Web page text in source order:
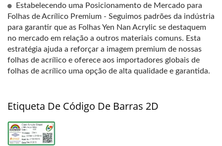
Estabelecendo uma Posicionamento de Mercado para
Folhas de Acrílico Premium - Seguimos padrões da indústria
para garantir que as Folhas Yen Nan Acrylic se destaquem
no mercado em relação a outros materiais comuns. Esta
estratégia ajuda a reforçar a imagem premium de nossas
folhas de acrílico e oferece aos importadores globais de
folhas de acrílico uma opção de alta qualidade e garantida.
Etiqueta De Código De Barras 2D